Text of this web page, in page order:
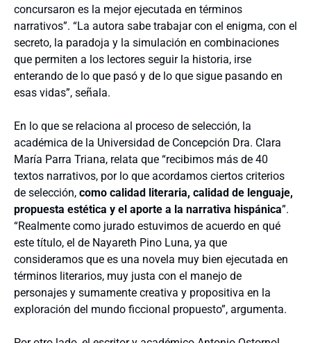
concursaron es la mejor ejecutada en términos
narrativos”. “La autora sabe trabajar con el enigma, con el
secreto, la paradoja y la simulación en combinaciones
que permiten a los lectores seguir la historia, irse
enterando de lo que pasó y de lo que sigue pasando en
esas vidas”, señala.
En lo que se relaciona al proceso de selección, la
académica de la Universidad de Concepción Dra. Clara
María Parra Triana, relata que “recibimos más de 40
textos narrativos, por lo que acordamos ciertos criterios
de selección, como calidad literaria, calidad de lenguaje,
propuesta estética y el aporte a la narrativa hispánica”.
“Realmente como jurado estuvimos de acuerdo en qué
este título, el de Nayareth Pino Luna, ya que
consideramos que es una novela muy bien ejecutada en
términos literarios, muy justa con el manejo de
personajes y sumamente creativa y propositiva en la
exploración del mundo ficcional propuesto”, argumenta.